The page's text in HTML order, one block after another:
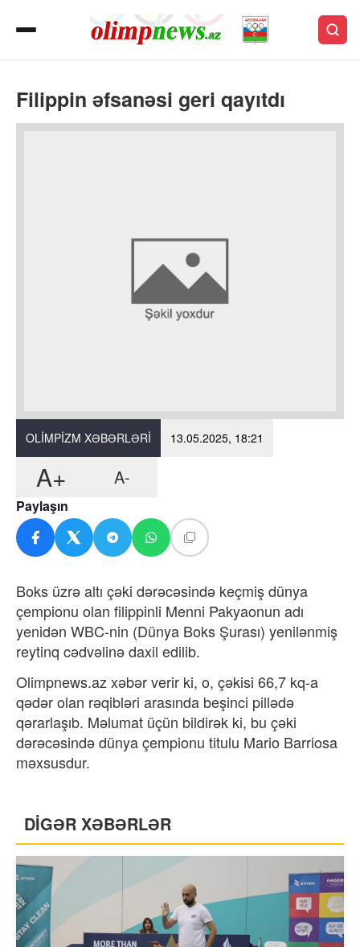
Filippin əfsanəsi geri qayıtdı
OLIMPIZM XƏBƏRLƏRI 13.05.2025, 18:21
A+ A-
Paylaşın
Boks üzrə altı çəki dərəcəsində keçmiş dünya
çempionu olan filippinli Menni Pakyaonun adı
yenidən WBC-nin (Dünya Boks Şurası) yenilənmiş
reytinq cədvəlinə daxil edilib.
Olimpnews.az xəbər verir ki, o, çəkisi 66,7 kq-a
qədər olan rəqibləri arasında beşinci pillədə
qərarlaşıb. Məlumat üçün bildirək ki, bu çəki
dərəcəsində dünya çempionu titulu Mario Barriosa
məxsusdur.
DİGƏR XƏBƏRLƏR